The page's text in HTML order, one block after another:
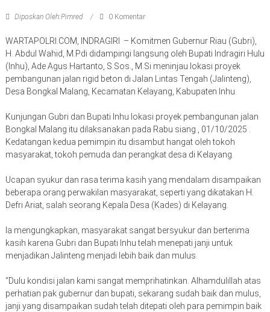
Diposkan Oleh:Pimred 0 Komentar
WARTAPOLRI.COM, INDRAGIRI – Komitmen Gubernur Riau (Gubri),
H. Abdul Wahid, M.Pdi didampingi langsung oleh Bupati Indragiri Hulu
(Inhu), Ade Agus Hartanto, S.Sos., M.Si meninjau lokasi proyek
pembangunan jalan rigid beton di Jalan Lintas Tengah (Jalinteng),
Desa Bongkal Malang, Kecamatan Kelayang, Kabupaten Inhu.
Kunjungan Gubri dan Bupati Inhu lokasi proyek pembangunan jalan
Bongkal Malang itu dilaksanakan pada Rabu siang , 01/10/2025 .
Kedatangan kedua pemimpin itu disambut hangat oleh tokoh
masyarakat, tokoh pemuda dan perangkat desa di Kelayang.
Ucapan syukur dan rasa terima kasih yang mendalam disampaikan
beberapa orang perwakilan masyarakat, seperti yang dikatakan H.
Defri Ariat, salah seorang Kepala Desa (Kades) di Kelayang.
Ia mengungkapkan, masyarakat sangat bersyukur dan berterima
kasih karena Gubri dan Bupati Inhu telah menepati janji untuk
menjadikan Jalinteng menjadi lebih baik dan mulus.
“Dulu kondisi jalan kami sangat memprihatinkan. Alhamdulillah atas
perhatian pak gubernur dan bupati, sekarang sudah baik dan mulus,
janji yang disampaikan sudah telah ditepati oleh para pemimpin baik